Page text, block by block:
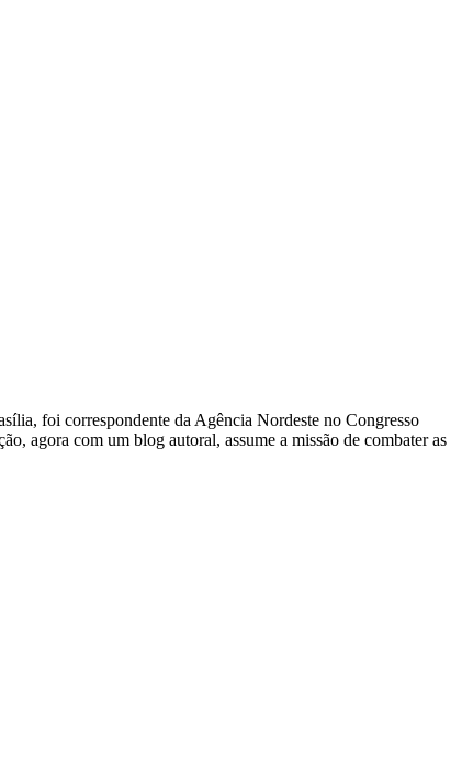
foi correspondente da Agência Nordeste no Congresso
agora com um blog autoral, assume a missão de combater as